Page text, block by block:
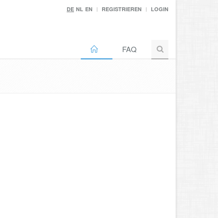
DE NL EN REGISTRIEREN LOGIN
FAQ